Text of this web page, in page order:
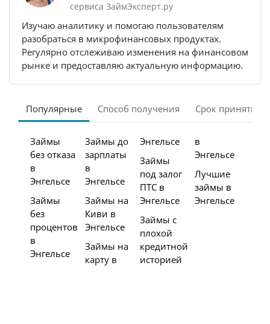
сервиса ЗаймЭксперт.ру
Изучаю аналитику и помогаю пользователям
разобраться в микрофинансовых продуктах.
Регулярно отслеживаю изменения на финансовом
рынке и предоставляю актуальную информацию.
Популярные Способ получения Срок принятия
Займы
без отказа
в
Энгельсе
Займы
без
процентов
в
Энгельсе
Займы до
зарплаты
в
Энгельсе
Займы на
Киви в
Энгельсе
Займы на
карту в
Энгельсе
Займы
под залог
ПТС в
Энгельсе
Займы с
плохой
кредитной
историей
в
Энгельсе
Лучшие
займы в
Энгельсе